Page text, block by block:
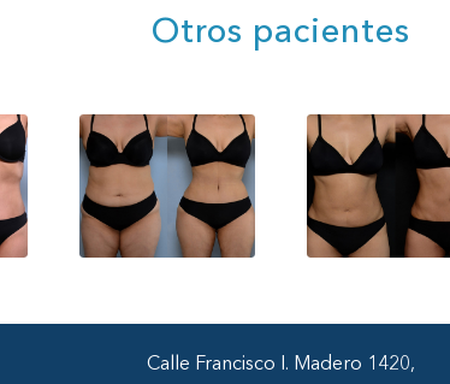
Otros pacientes
Calle Francisco I. Madero 1420,